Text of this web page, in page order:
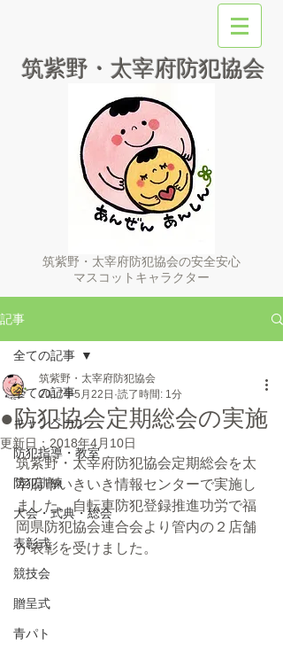
筑紫野・太宰府防犯協会
筑紫野・太宰府防犯協会の安全安心
マスコットキャラクター
記事
全ての記事
キャンペーン
防犯指導・教室
防犯訓練
大会・式典・総会
表彰式
競技会
贈呈式
青パト
全ての記事
●防犯協会定期総会の実施
筑紫野・太宰府防犯協会
2017年5月22日 読了時間: 1分
更新日： 2018年4月10日
筑紫野・太宰府防犯協会定期総会を太
宰府市いきいき情報センターで実施し
ました。自転車防犯登録推進功労で福
岡県防犯協会連合会より管内の２店舗
が表彰を受けました。